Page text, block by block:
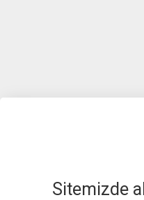
Sitemizde